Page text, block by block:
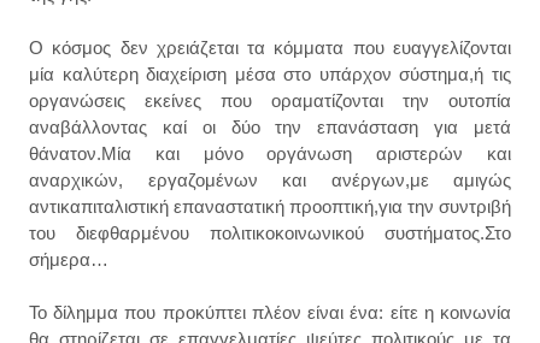
Ο κόσμος δεν χρειάζεται τα κόμματα που ευαγγελίζονται
μία καλύτερη διαχείριση μέσα στο υπάρχον σύστημα,ή τις
οργανώσεις εκείνες που οραματίζονται την ουτοπία
αναβάλλοντας καί οι δύο την επανάσταση για μετά
θάνατον.Μία και μόνο οργάνωση αριστερών και
αναρχικών, εργαζομένων και ανέργων,με αμιγώς
αντικαπιταλιστική επαναστατική προοπτική,για την συντριβή
του διεφθαρμένου πολιτικοκοινωνικού συστήματος.Στο
σήμερα…
Το δίλημμα που προκύπτει πλέον είναι ένα: είτε η κοινωνία
θα στηρίζεται σε επαγγελματίες ψεύτες πολιτικούς με τα